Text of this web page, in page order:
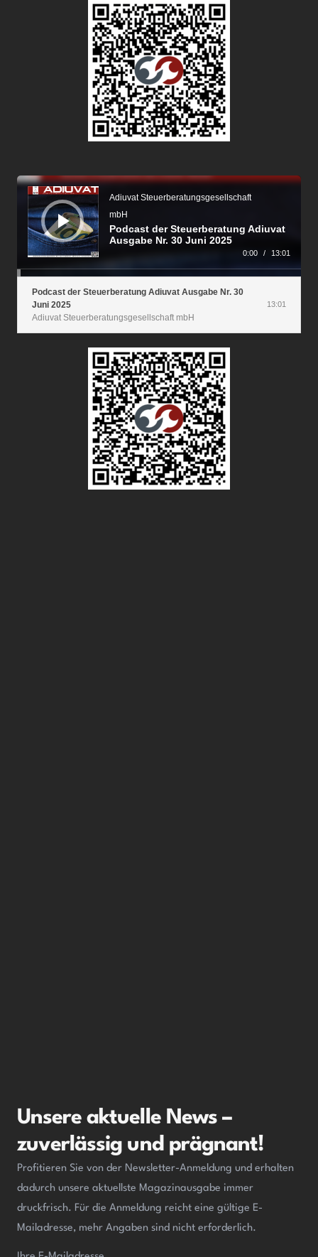
Audio-
Player
Adiuvat Steuerberatungsgesellschaft
mbH
Podcast der Steuerberatung Adiuvat
Ausgabe Nr. 30 Juni 2025
0:00 / 13:01
Podcast der Steuerberatung Adiuvat Ausgabe Nr. 30
Juni 2025
Adiuvat Steuerberatungsgesellschaft mbH
13:01
Unsere aktuelle News –
zuverlässig und prägnant!
Profitieren Sie von der Newsletter-Anmeldung und erhalten
dadurch unsere aktuellste Magazinausgabe immer
druckfrisch. Für die Anmeldung reicht eine gültige E-
Mailadresse, mehr Angaben sind nicht erforderlich.